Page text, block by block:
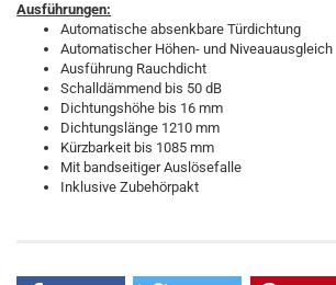
Ausführungen:
Automatische absenkbare Türdichtung
Automatischer Höhen- und Niveauausgleich
Ausführung Rauchdicht
Schalldämmend bis 50 dB
Dichtungshöhe bis 16 mm
Dichtungslänge 1210 mm
Kürzbarkeit bis 1085 mm
Mit bandseitiger Auslösefalle
Inklusive Zubehörpakt